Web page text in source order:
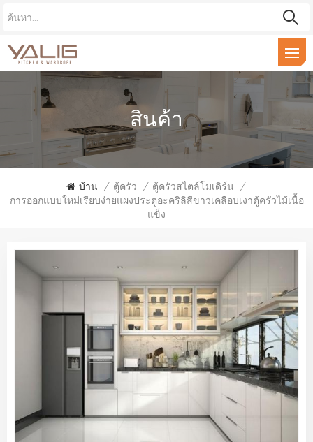
สินค้า
บ้าน / ตู้ครัว / ตู้ครัวสไตล์โมเดิร์น /
การออกแบบใหม่เรียบง่ายแผงประตูอะคริลิสีขาวเคลือบเงาตู้ครัวไม้เนื้อ
แข็ง